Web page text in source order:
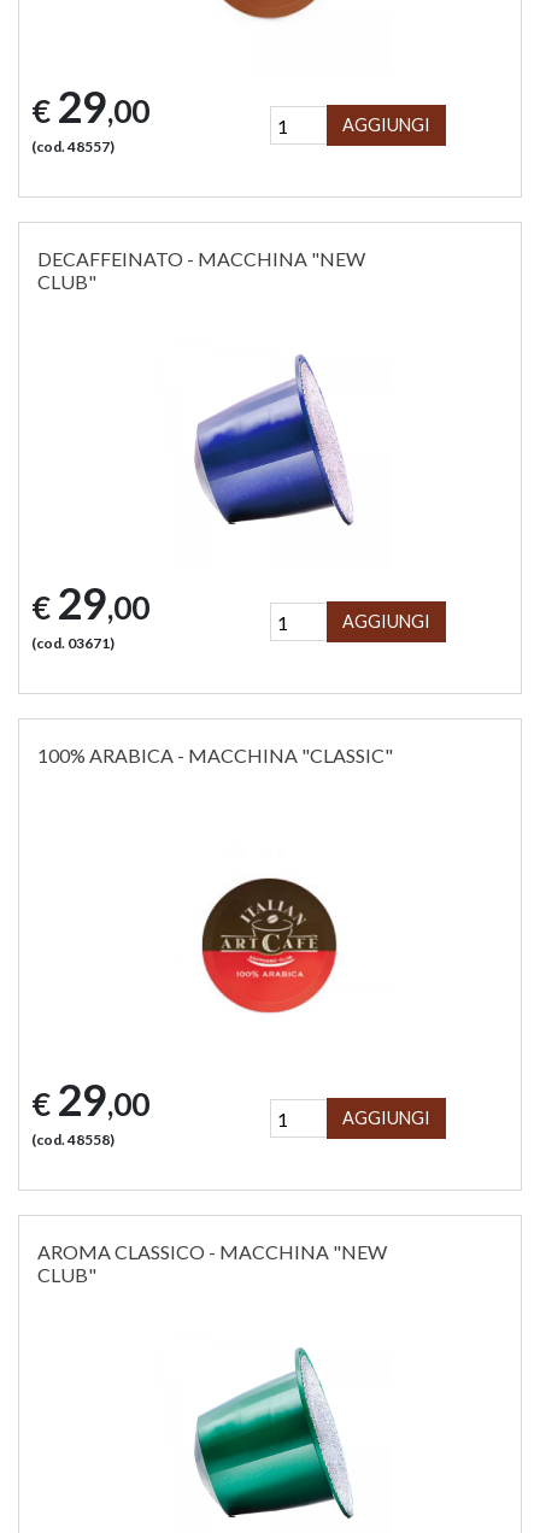
€ 29,00
(cod. 48557)
AGGIUNGI
DECAFFEINATO - MACCHINA "NEW
CLUB"
€ 29,00
(cod. 03671)
AGGIUNGI
100% ARABICA - MACCHINA "CLASSIC"
€ 29,00
(cod. 48558)
AGGIUNGI
AROMA CLASSICO - MACCHINA "NEW
CLUB"